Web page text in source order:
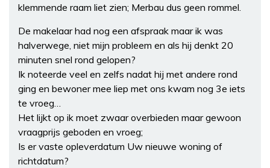
klemmende raam liet zien; Merbau dus geen rommel.
De makelaar had nog een afspraak maar ik was
halverwege, niet mijn probleem en als hij denkt 20
minuten snel rond gelopen?
Ik noteerde veel en zelfs nadat hij met andere rond
ging en bewoner mee liep met ons kwam nog 3e iets
te vroeg…
Het lijkt op ik moet zwaar overbieden maar gewoon
vraagprijs geboden en vroeg;
Is er vaste opleverdatum Uw nieuwe woning of
richtdatum?